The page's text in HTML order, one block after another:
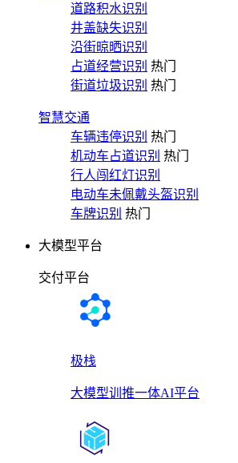
道路积水识别
井盖缺失识别
沿街晾晒识别
占道经营识别 热门
街道垃圾识别 热门
智慧交通
车辆违停识别 热门
机动车占道识别 热门
行人闯红灯识别
电动车未佩戴头盔识别
车牌识别 热门
大模型平台
交付平台
极栈
大模型训推一体AI平台